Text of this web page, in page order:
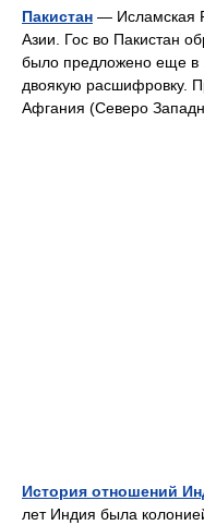
Пакистан — Исламская
Азии. Гос во Пакистан
было предложено еще в
двоякую расшифровку.
Афгания (Северо
История отношений
лет Индия была